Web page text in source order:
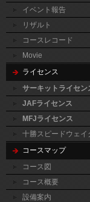
イベント報告
リザルト
コースレコード
Movie
ライセンス
サーキットライセン
JAFライセンス
MFJライセンス
十勝スピードウェイ
コースマップ
コース図
コース概要
設備案内